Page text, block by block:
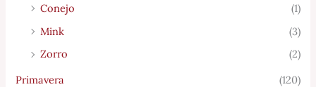
Conejo
(1)
Mink
(3)
Zorro
(2)
Primavera
(120)